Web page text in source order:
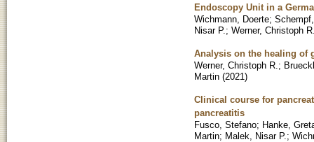
Endoscopy Unit in a
Wichmann, Doerte;
Nisar P. ; Werner, Christoph
Analysis on the healing of
Werner, Christoph R. ;
Martin (2021)
Clinical course for
pancreatitis
Fusco, Stefano; Hanke,
Martin; Malek, Nisar P. ;